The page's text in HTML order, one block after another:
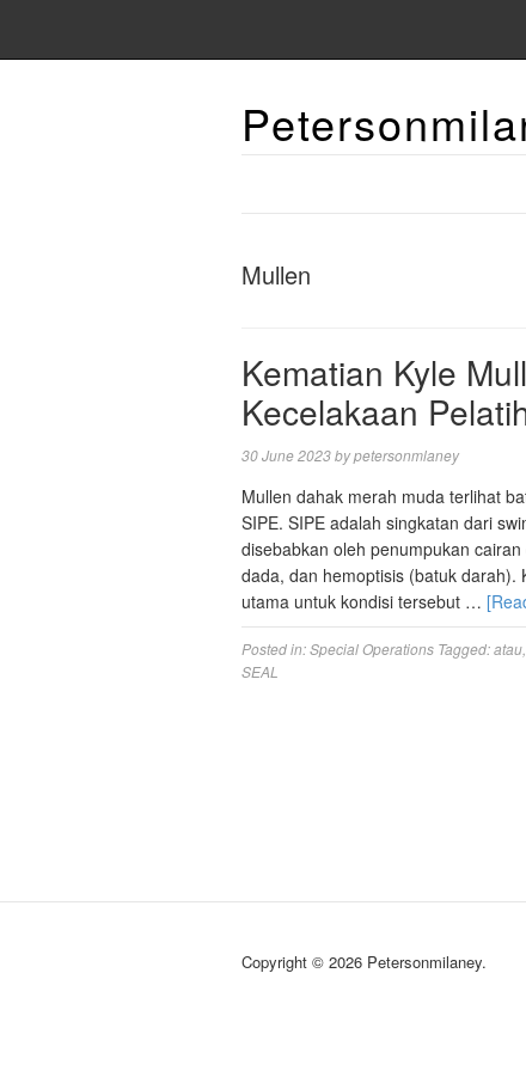
Mullen
Kematian Kyle
Kecelakaan
30 June 2023bypetersonmlaney
Mullen dahak merah muda terlihat
SIPE. SIPE adalah singkatan dari
disebabkan oleh penumpukan
dada, dan hemoptisis (batuk darah).
utama untuk kondisi tersebut …
Posted in:Special Operations Tagged:atau
SEAL
Copyright © 2026 Petersonmilaney.